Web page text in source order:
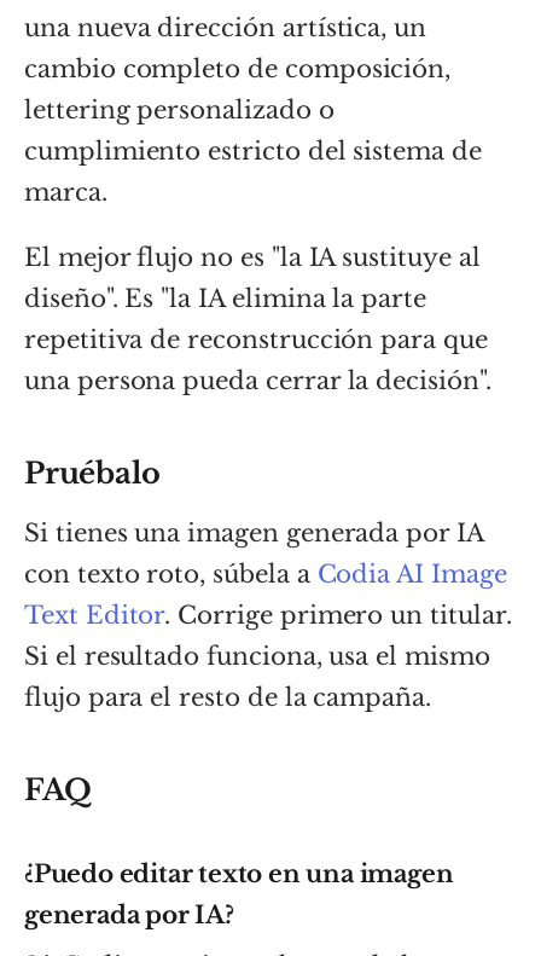
una nueva dirección artística, un
cambio completo de composición,
lettering personalizado o
cumplimiento estricto del sistema de
marca.
El mejor flujo no es "la IA sustituye al
diseño". Es "la IA elimina la parte
repetitiva de reconstrucción para que
una persona pueda cerrar la decisión".
Pruébalo
Si tienes una imagen generada por IA
con texto roto, súbela a Codia AI Image
Text Editor. Corrige primero un titular.
Si el resultado funciona, usa el mismo
flujo para el resto de la campaña.
FAQ
¿Puedo editar texto en una imagen
generada por IA?